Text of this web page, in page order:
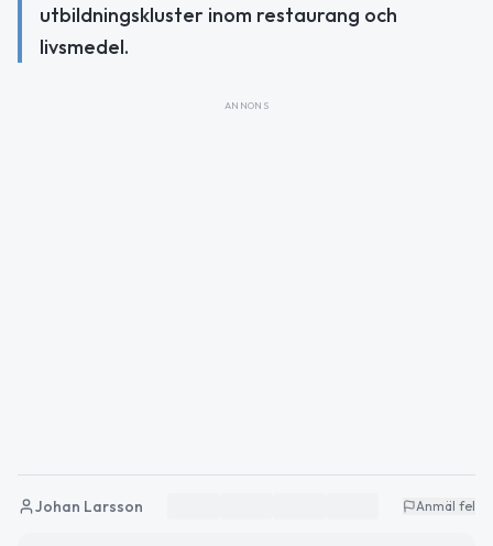
utbildningskluster inom restaurang och
livsmedel.
ANNONS
Johan Larsson Anmäl fel